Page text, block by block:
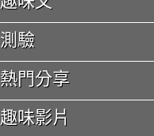
測驗
熱門分享
趣味影片